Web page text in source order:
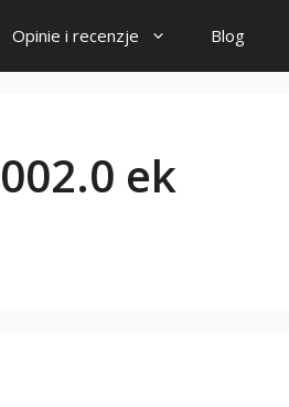
Opinie i recenzje Blog
ek